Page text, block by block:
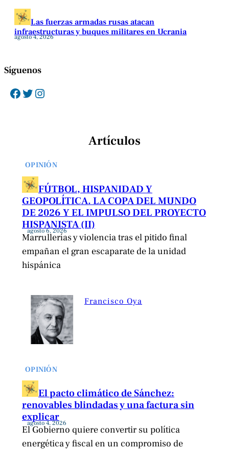
Las fuerzas armadas rusas atacan
infraestructuras y buques militares en Ucrania
agosto 4, 2026
Síguenos
Facebook Twitter Instagram
Artículos
OPINIÓN
FÚTBOL, HISPANIDAD Y
GEOPOLÍTICA. LA COPA DEL MUNDO
DE 2026 Y EL IMPULSO DEL PROYECTO
HISPANISTA (II)
agosto 6, 2026
Marrullerías y violencia tras el pitido final
empañan el gran escaparate de la unidad
hispánica
Francisco Oya
OPINIÓN
El pacto climático de Sánchez:
renovables blindadas y una factura sin
explicar
agosto 4, 2026
El Gobierno quiere convertir su política
energética y fiscal en un compromiso de